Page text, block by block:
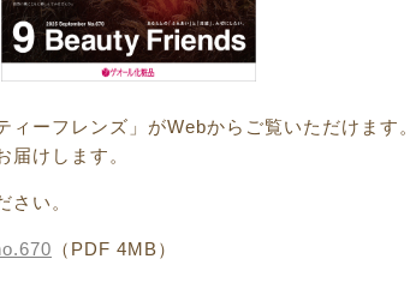
ーフレンズ」がWebからご覧いただけます。
届けします。
さい。
（PDF 4MB）